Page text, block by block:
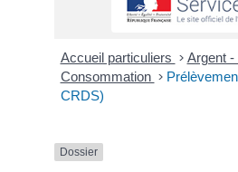
Accueil particuliers > Argent
Consommation >
CRDS)
Dossier